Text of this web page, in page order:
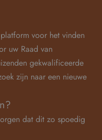
voor het vinden
uw Raad van
gekwalificeerde
zijn naar een nieuwe
dat dit zo spoedig